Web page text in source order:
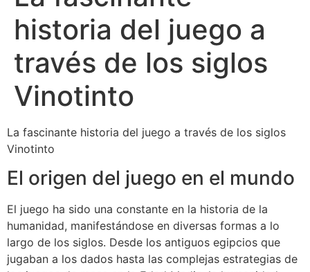
historia del juego a
través de los siglos
Vinotinto
La fascinante historia del juego a través de los siglos
Vinotinto
El origen del juego en el mundo
El juego ha sido una constante en la historia de la
humanidad, manifestándose en diversas formas a lo
largo de los siglos. Desde los antiguos egipcios que
jugaban a los dados hasta las complejas estrategias de